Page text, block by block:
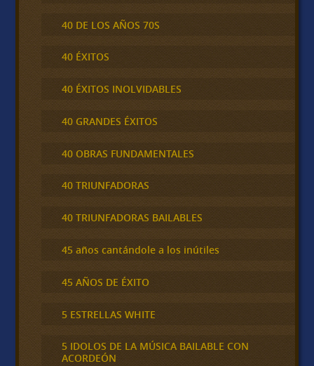
40 DE LOS AÑOS 70S
40 ÉXITOS
40 ÉXITOS INOLVIDABLES
40 GRANDES ÉXITOS
40 OBRAS FUNDAMENTALES
40 TRIUNFADORAS
40 TRIUNFADORAS BAILABLES
45 años cantándole a los inútiles
45 AÑOS DE ÉXITO
5 ESTRELLAS WHITE
5 IDOLOS DE LA MÚSICA BAILABLE CON
ACORDEÓN